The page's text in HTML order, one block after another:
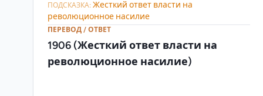
ПОДСКАЗКА: Жесткий ответ власти на
революционное насилие
ПЕРЕВОД / ОТВЕТ
1906 (Жесткий ответ власти на
революционное насилие)